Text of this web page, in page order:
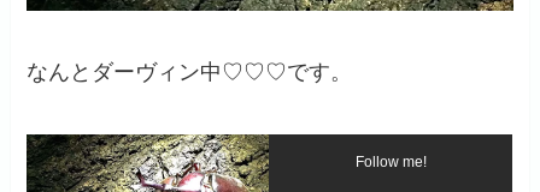
なんとダーヴィン中♡♡♡です。
Follow me!